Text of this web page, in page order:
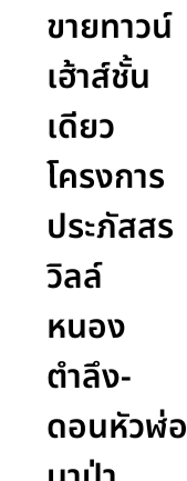
ขายทาวน์
เฮ้าส์ชั้น
เดียว
โครงการ
ประภัสสร
วิลล์
หนอง
ตำลึง-
ดอนหัวฬ่อ